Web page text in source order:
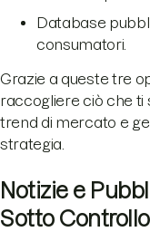
Database
consumatori.
Grazie a queste tre
raccogliere ciò che ti
trend di mercato e
strategia.
Notizie e
Sotto